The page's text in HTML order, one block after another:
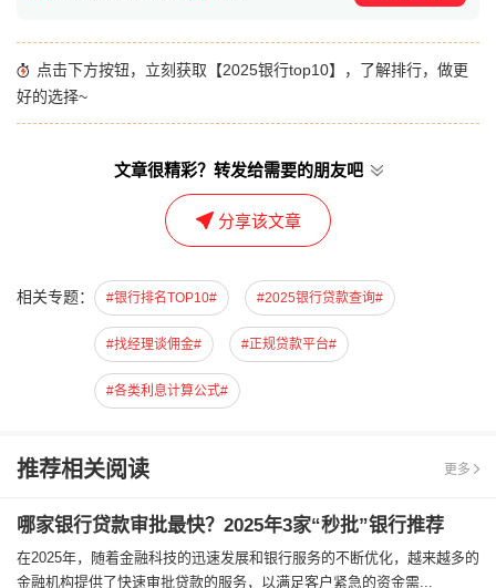
点击下方按钮，立刻获取【2025银行top10】，了解排行，做更
好的选择~
文章很精彩？转发给需要的朋友吧
分享该文章
相关专题： #银行排名TOP10# #2025银行贷款查询#
#找经理谈佣金# #正规贷款平台#
#各类利息计算公式#
推荐相关阅读 更多
哪家银行贷款审批最快？2025年3家“秒批”银行推荐
在2025年，随着金融科技的迅速发展和银行服务的不断优化，越来越多的
金融机构提供了快速审批贷款的服务，以满足客户紧急的资金需...